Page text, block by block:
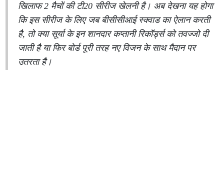
खिलाफ 2 मैचों की टी20 सीरीज खेलनी है। अब देखना यह होगा
कि इस सीरीज के लिए जब बीसीसीआई स्क्वाड का ऐलान करती
है, तो क्या सूर्या के इन शानदार कप्तानी रिकॉर्ड्स को तवज्जो दी
जाती है या फिर बोर्ड पूरी तरह नए विजन के साथ मैदान पर
उतरता है।